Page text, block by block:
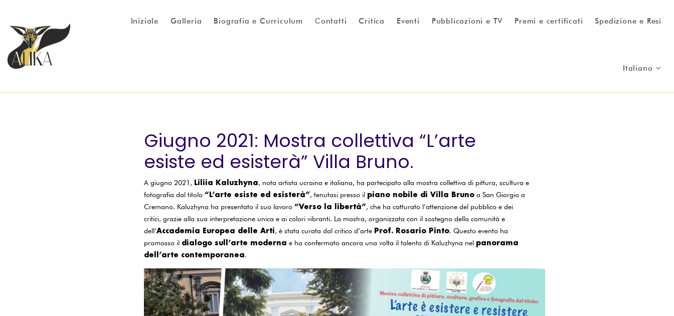
Iniziale Galleria Biografia e Curriculum Сontatti Critica Eventi Pubblicazioni e TV Premi e certificati Spedizione e Resi
Italiano
Giugno 2021: Mostra collettiva “L’arte
esiste ed esisterà” Villa Bruno.
A giugno 2021, Liliia Kaluzhyna, nota artista ucraina e italiana, ha partecipato alla mostra collettiva di pittura, scultura e
fotografia dal titolo “L’arte esiste ed esisterà”, tenutasi presso il piano nobile di Villa Bruno a San Giorgio a
Cremano. Kaluzhyna ha presentato il suo lavoro “Verso la libertà”, che ha catturato l’attenzione del pubblico e dei
critici, grazie alla sua interpretazione unica e ai colori vibranti. La mostra, organizzata con il sostegno della comunità e
dell’Accademia Europea delle Arti, è stata curata dal critico d’arte Prof. Rosario Pinto. Questo evento ha
promosso il dialogo sull’arte moderna e ha confermato ancora una volta il talento di Kaluzhyna nel panorama
dell’arte contemporanea.